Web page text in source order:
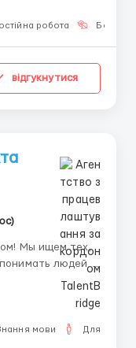
місяць з
від *900-
робота Без
відгукнутися
людей и
мови Для